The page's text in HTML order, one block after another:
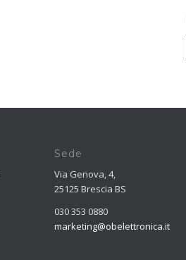
Sede
Via Genova, 4,
25125 Brescia BS
030 353 0880
marketing@obelettronica.it